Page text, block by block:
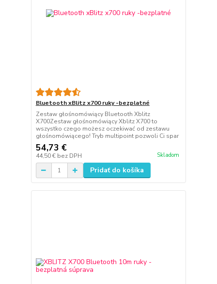
Bluetooth xBlitz x700 ruky -bezplatné
Zestaw głośnomówiący Bluetooth Xblitz
X700Zestaw głośnomówiący Xblitz X700 to
wszystko czego możesz oczekiwać od zestawu
głośnomówiącego! Tryb multipoint pozwoli Ci spar
54,73 €
44,50 € bez DPH Skladom
Pridať do košíka